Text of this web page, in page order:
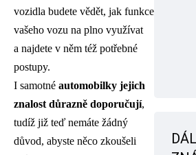
vozidla budete vědět, jak funkce
vašeho vozu na plno využívat
a najdete v něm též potřebné
postupy.
I samotné automobilky jejich
znalost důrazně doporučují,
tudíž již teď nemáte žádný
důvod, abyste něco zkoušeli